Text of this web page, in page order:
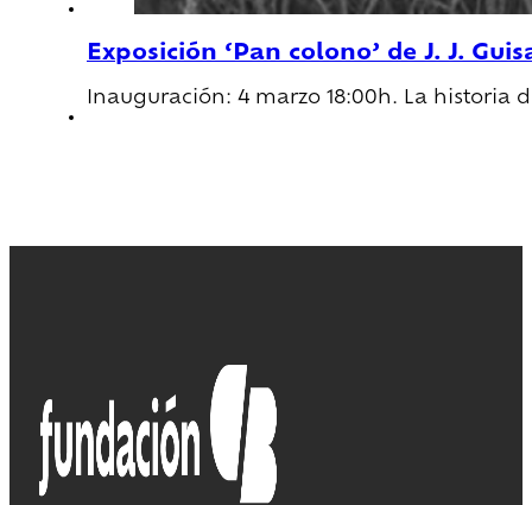
Exposición ‘Pan colono’ de J. J.
Inauguración: 4 marzo 18:00h. La